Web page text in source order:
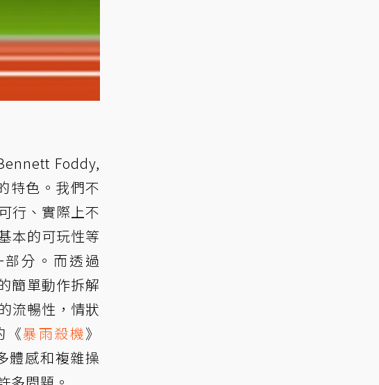
Foddy,
特色。我們不
行、實際上不
本的可玩性等
分。而透過
簡單動作拆解
流暢性，情狀
《暴雨殺機》
體感和複雜操